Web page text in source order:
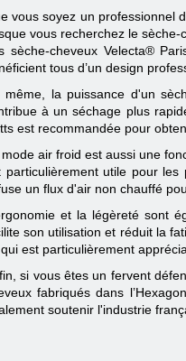
vous soyez un professionnel
vous recherchez le sèche-
sèche-cheveux Velecta®
tous d’un design
même, la puissance d'un
à un séchage plus
est recommandée pour
mode air froid est aussi une
particulièrement utile pour
un flux d'air non chauffé
et la légèreté sont
son utilisation et réduit la
est particulièrement
si vous êtes un fervent
fabriqués dans
soutenir l'industrie